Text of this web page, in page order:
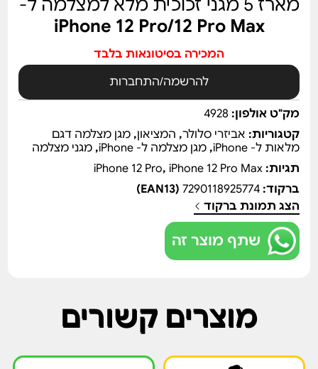
מארז 5 מגני זכוכית מלא למצלמה ל-
iPhone 12 Pro/12 Pro Max
המכירה בסיטונאות בלבד
להרשמה/התחברות
מק"ט אולפון: 4928
קטגוריות: אביזרי סלולר, המציאון,מגן מצלמה דגם
מלאות ל- iPhone
,מגן מצלמה ל- iPhone ,מגני מצלמה
תגיות:
iPhone 12 Pro, iPhone 12 Pro Max
ברקוד:7290118925774
(EAN13)
הצג תמונת ברקוד
שתף מוצר זה
מוצרים קשורים